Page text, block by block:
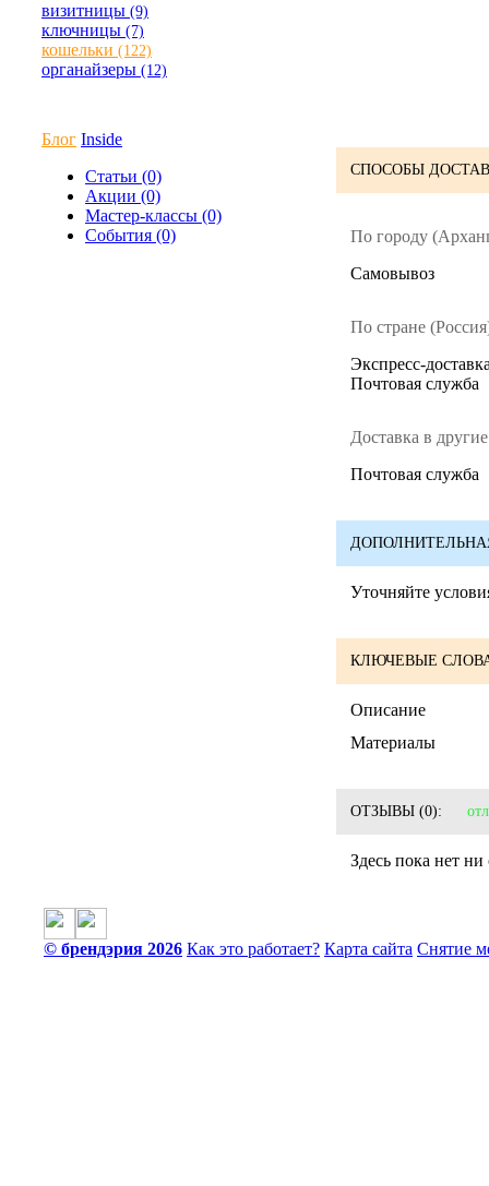
визитницы (9)
ключницы (7)
кошельки (122)
органайзеры (12)
Блог Inside
Статьи (0)
Акции (0)
Мастер-классы (0)
События (0)
СПОСОБЫ
По городу
Cамовывоз
По стране
Экспресс-
Почтовая служба
Доставка в
Почтовая служба
Уточняйте
КЛЮЧЕВЫЕ
Описание
Материалы
ОТЗЫВЫ (0):
Здесь пока нет
© брендэрия 2026 Как это работает? Карта сайта Снятие